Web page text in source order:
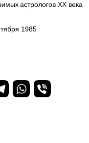
астрологов XX века
1985